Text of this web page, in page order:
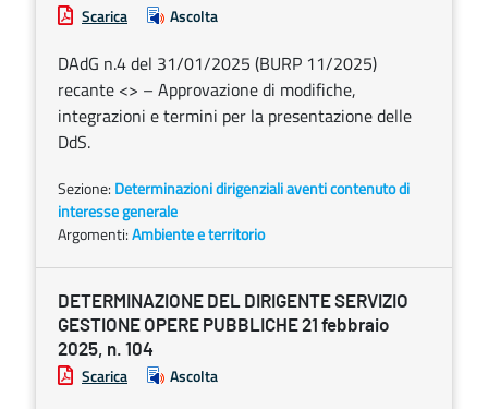
Scarica Ascolta
DAdG n.4 del 31/01/2025 (BURP 11/2025)
recante <> – Approvazione di modifiche,
integrazioni e termini per la presentazione delle
DdS.
Sezione: Determinazioni dirigenziali aventi contenuto di
interesse generale
Argomenti:Ambiente e territorio
DETERMINAZIONE DEL DIRIGENTE SERVIZIO
GESTIONE OPERE PUBBLICHE 21 febbraio
2025, n. 104
Scarica Ascolta